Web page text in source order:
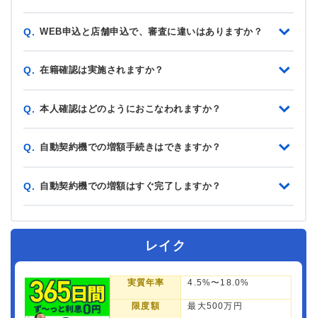
Q. WEB申込と店舗申込で、審査に違いはありますか？
Q. 在籍確認は実施されますか？
Q. 本人確認はどのようにおこなわれますか？
Q. 自動契約機での増額手続きはできますか？
Q. 自動契約機での増額はすぐ完了しますか？
レイク
実質年率 4.5%〜18.0%
限度額 最大500万円